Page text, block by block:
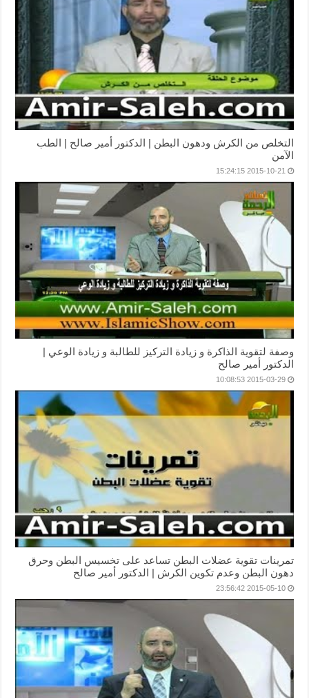
التخلص من الكرش ودهون البطن | الدكتور أمير صالح | الطب
الآمن
2015-10-21 15:24:15
وصفة لتقوية الذاكرة و زيادة التركيز للطالبة و زيادة الوعي |
الدكتور أمير صالح
2015-03-29 10:08:53
تمرينات تقوية عضلات البطن تساعد على تخسيس البطن وحرق
دهون البطن وعدم تكوين الكرش | الدكتور أمير صالح
2015-05-10 23:56:42